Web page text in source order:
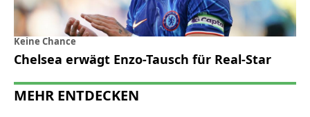
Keine Chance
Chelsea erwägt Enzo-Tausch für Real-Star
MEHR ENTDECKEN